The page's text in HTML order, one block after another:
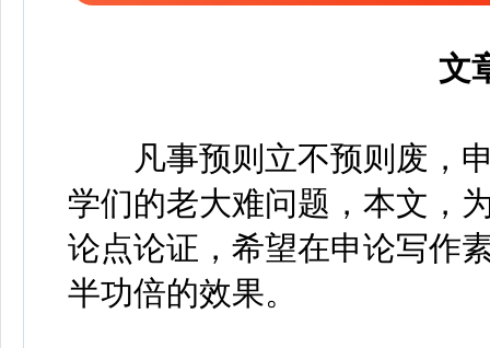
文
凡事预则立不预则废，申
学们的老大难问题，本文，
论点论证，希望在申论写作
半功倍的效果。